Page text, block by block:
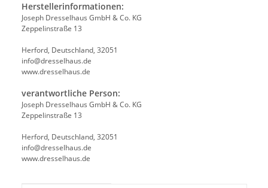
Herstellerinformationen:
Joseph Dresselhaus GmbH & Co. KG
Zeppelinstraße 13
Herford, Deutschland, 32051
info@dresselhaus.de
www.dresselhaus.de
verantwortliche Person:
Joseph Dresselhaus GmbH & Co. KG
Zeppelinstraße 13
Herford, Deutschland, 32051
info@dresselhaus.de
www.dresselhaus.de